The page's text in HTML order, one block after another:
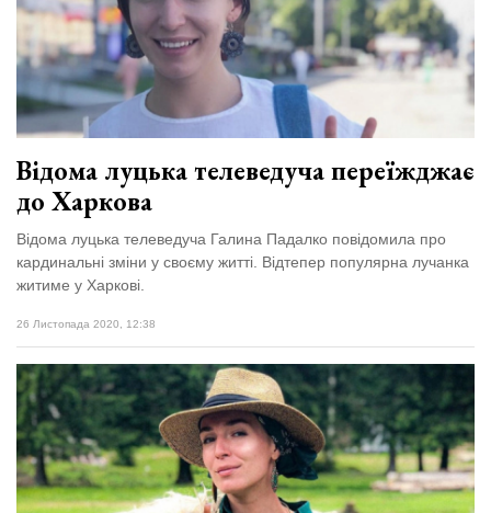
Відома луцька телеведуча переїжджає
до Харкова
Відома луцька телеведуча Галина Падалко повідомила про
кардинальні зміни у своєму житті. Відтепер популярна лучанка
житиме у Харкові.
26 Листопада 2020, 12:38